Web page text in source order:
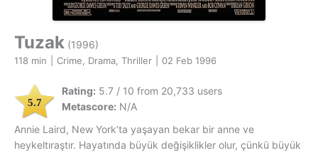
Tuzak (1996)
118 min Crime, Drama, Thriller 02 Feb 1996
5.7
Rating: 5.7 / 10 from 20,733 users
Metascore: N/A
Annie Laird, New York’ta yaşayan bekar bir anne ve
heykeltıraştır. Hayatında büyük değişiklikler olur, çünkü büyük